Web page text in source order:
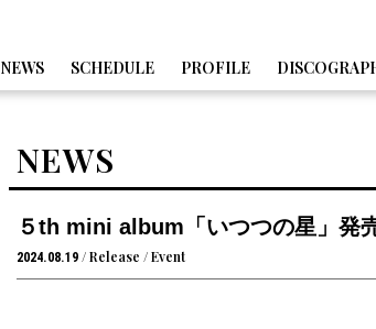
NEWS SCHEDULE PROFILE
NEWS
５th mini album「いつつの星」発
2024.08.19 Release Event